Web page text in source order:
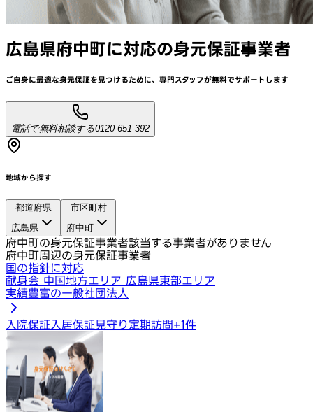
広島県府中町に対応の身元保証事業者
ご自身に最適な身元保証を見つけるために、 専門スタッフが無料でサポートします
電話で無料相談する0120-651-392
地域から探す
都道府県
広島県
市区町村
府中町
府中町の身元保証事業者該当する事業者がありません
府中町周辺の身元保証事業者
国の指針に対応
献身会 中国地方エリア 広島県東部エリア
実績豊富の一般社団法人
入院保証 入居保証見守り定期訪問+1件